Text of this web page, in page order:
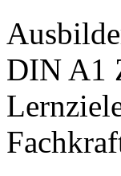
DIN A1